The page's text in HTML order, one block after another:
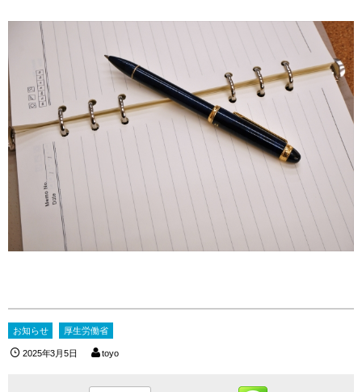
お知らせ 厚生労働省
2025年3月5日 toyo